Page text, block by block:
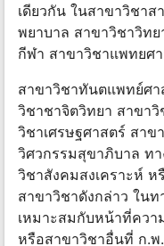
เดียวกัน ในสาขาวิชา
พยาบาล สาขาวิชาวิทย
กีฬา สาขาวิชาแพทยศ
สาขาวิชาทันตแพทย์ศา
วิชาชาจิตวิทยา สาขา
วิชาเศรษฐศาสตร์ สาข
วิศวกรรมสุขาภิบาล ท
วิชาสังคมสงเคราะห์
สาขาวิชาดังกล่าว ในท
เหมาะสมกับหน้าที่คว
หรือสาขาวิชาอื่นที่ ก.